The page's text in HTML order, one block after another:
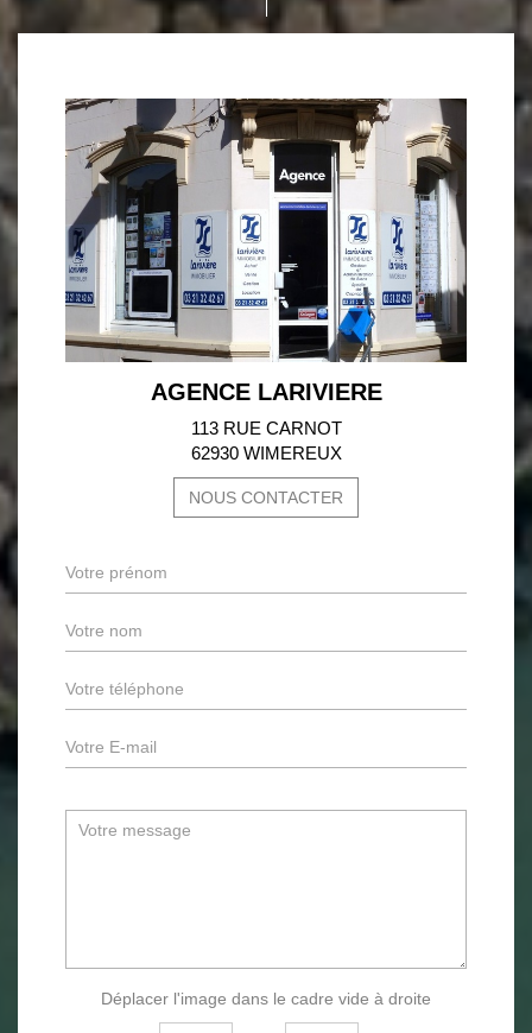
AGENCE LARIVIERE
113 RUE CARNOT
62930 WIMEREUX
NOUS CONTACTER
Déplacer l'image dans le cadre vide à droite